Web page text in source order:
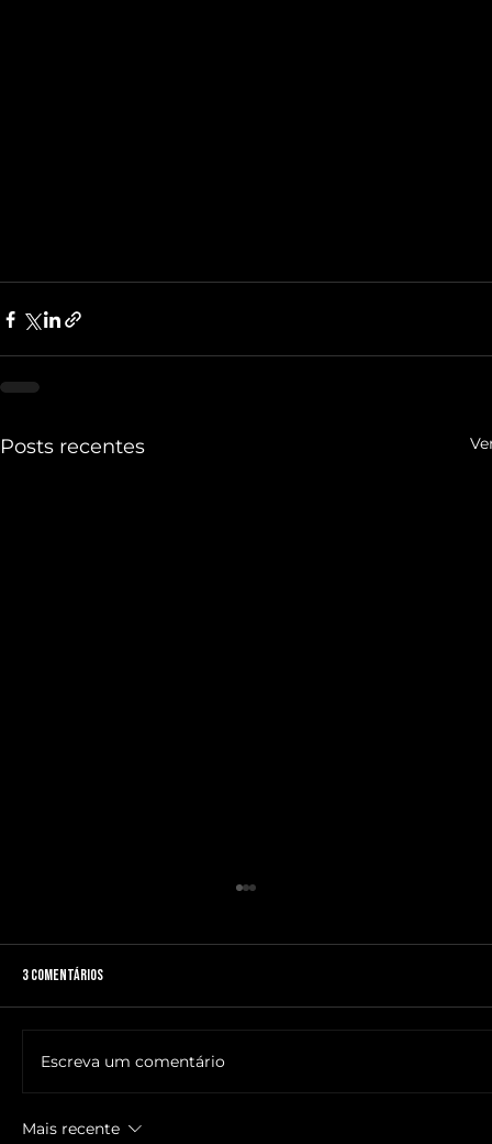
Posts recentes
🔥NOME DO ANTICRISTO REVELADO: SR. ____ MESSIAS
3 comentários
Escreva um comentário
Mais recente